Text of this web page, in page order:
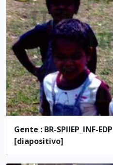
Gente : BR-SPIIEP_INF-
[diapositivo]